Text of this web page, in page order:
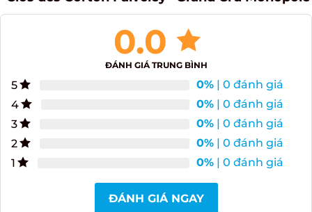
0.0
ĐÁNH GIÁ TRUNG BÌNH
5 0% | 0 đánh giá
4
0% | 0 đánh giá
3
0% | 0 đánh giá
2
0% | 0 đánh giá
1
0% | 0 đánh giá
ĐÁNH GIÁ NGAY